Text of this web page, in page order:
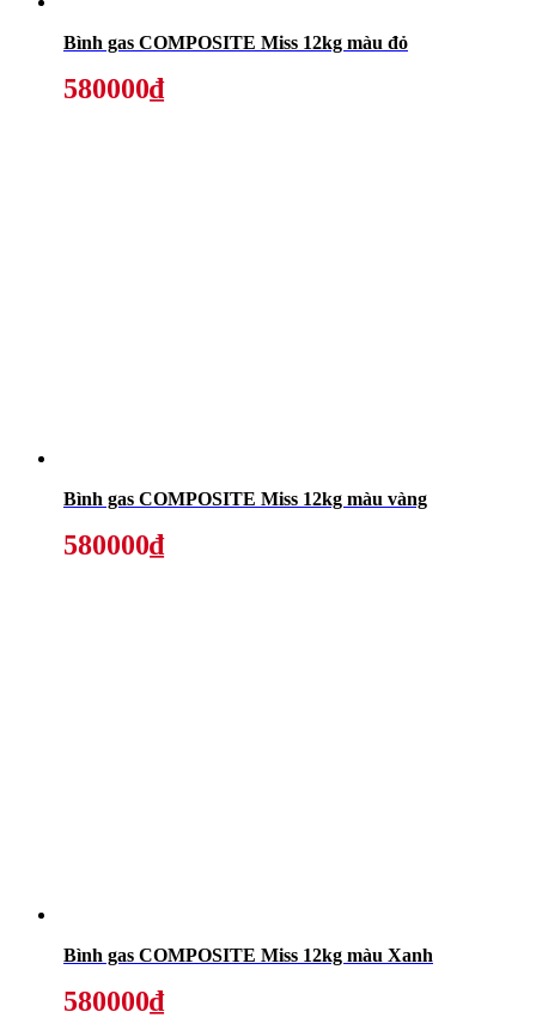
Bình gas COMPOSITE Miss 12kg màu đỏ
580000₫
Bình gas COMPOSITE Miss 12kg màu vàng
580000₫
Bình gas COMPOSITE Miss 12kg màu Xanh
580000₫